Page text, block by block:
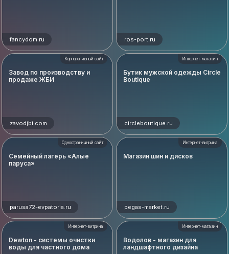
fancydom.ru ros-port.ru
Корпоративный сайт
Завод по производству и
продаже ЖБИ
zavodjbi.com
Интернет-магазин
Бутик мужской одежды Circle
Boutique
circleboutique.ru
Одностраничный сайт
Семейный лагерь «Алые
паруса»
parusa72-evpatoria.ru
Интернет-витрина
Магазин шин и дисков
pegas-market.ru
Интернет-витрина
Dewton - системы очистки
воды для частного дома
Интернет-магазин
Водолов - магазин для
ландшафтного дизайна